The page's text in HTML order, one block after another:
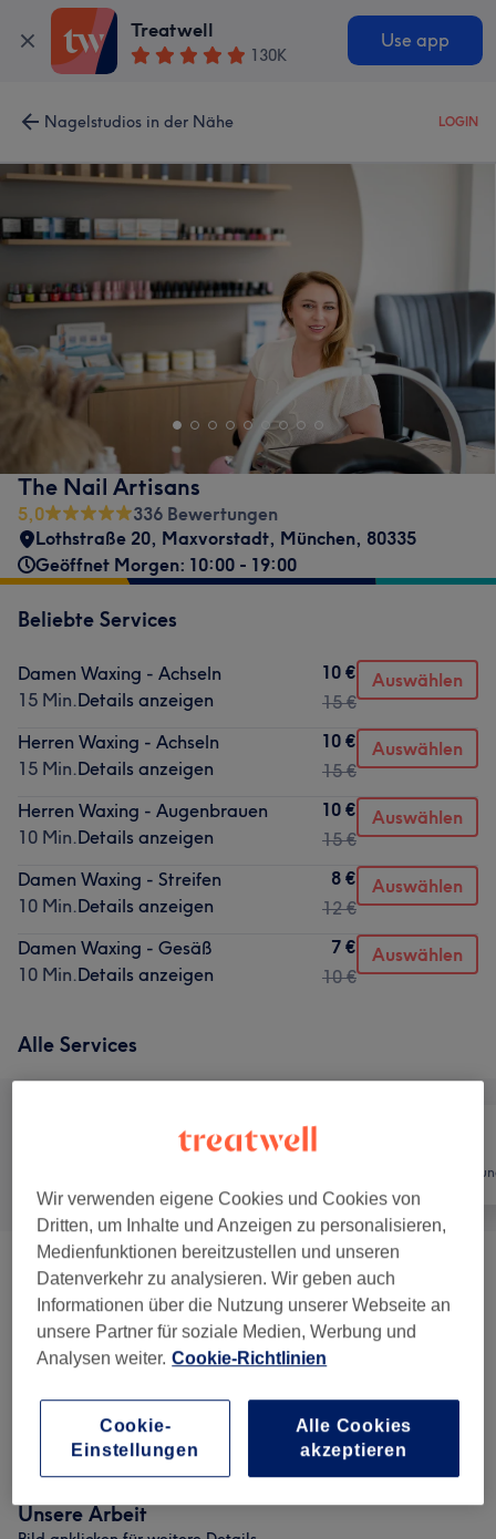
Treatwell
130K
Use app
Nagelstudios in der Nähe LOGIN
The Nail Artisans
5,0
336 Bewertungen
Lothstraße 20, Maxvorstadt, München, 80335
Geöffnet Morgen: 10:00 - 19:00
Beliebte Services
Damen Waxing - Achseln
15 Min.Details anzeigen
10 €
15 €
Auswählen
Herren Waxing - Achseln
15 Min.Details anzeigen
10 €
15 €
Auswählen
Herren Waxing - Augenbrauen
10 Min.Details anzeigen
10 €
15 €
Auswählen
Damen Waxing - Streifen
10 Min.Details anzeigen
8 €
12 €
Auswählen
Damen Waxing - Gesäß
10 Min.Details anzeigen
7 €
10 €
Auswählen
Alle Services
Maniküre & Pediküre (40) ab 0,50 €
Damen - Waxing (31) ab 6 €
Nagelmodellage ab 15 €
Unsere Arbeit
Wir verwenden eigene Cookies und Cookies von
Dritten, um Inhalte und Anzeigen zu personalisieren,
Medienfunktionen bereitzustellen und unseren
Datenverkehr zu analysieren. Wir geben auch
Informationen über die Nutzung unserer Webseite an
unsere Partner für soziale Medien, Werbung und
Analysen weiter. Cookie-Richtlinien
Cookie-
Einstellungen
Alle Cookies
akzeptieren